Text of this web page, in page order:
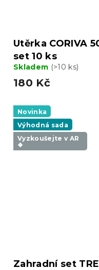
Utěrka CORIVA
set 10 ks
Skladem (>10 ks)
180 Kč
Novinka
Výhodná sada
Vyzkoušejte v AR
❖
Zahradní set